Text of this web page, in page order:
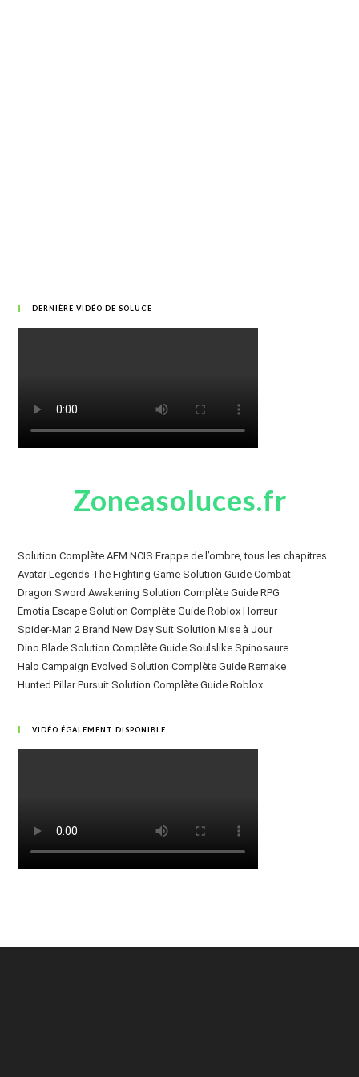
DERNIÈRE VIDÉO DE SOLUCE
Zoneasoluces.fr
Solution Complète AEM NCIS Frappe de l’ombre, tous les chapitres
Avatar Legends The Fighting Game Solution Guide Combat
Dragon Sword Awakening Solution Complète Guide RPG
Emotia Escape Solution Complète Guide Roblox Horreur
Spider-Man 2 Brand New Day Suit Solution Mise à Jour
Dino Blade Solution Complète Guide Soulslike Spinosaure
Halo Campaign Evolved Solution Complète Guide Remake
Hunted Pillar Pursuit Solution Complète Guide Roblox
VIDÉO ÉGALEMENT DISPONIBLE